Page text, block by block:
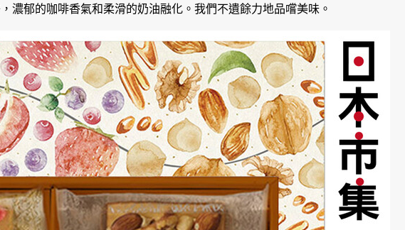
濃郁的咖啡香氣和柔滑的奶油融化。我們不遺餘力地品嚐美味。